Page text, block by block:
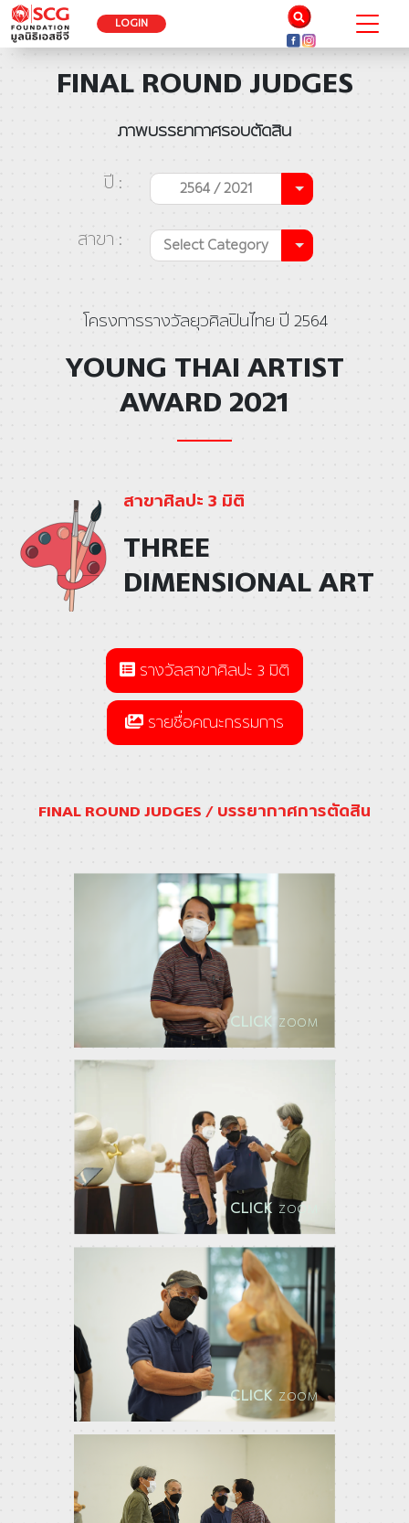
LOGIN
FINAL ROUND JUDGES
ภาพบรรยากาศรอบตัดสิน
ปี : 2564 / 2021
สาขา : Select Category
โครงการรางวัลยุวศิลปินไทย ปี 2564
YOUNG THAI ARTIST
AWARD 2021
สาขาศิลปะ 3 มิติ
THREE
DIMENSIONAL ART
รางวัลสาขาศิลปะ 3 มิติ
รายชื่อคณะกรรมการ
FINAL ROUND JUDGES / บรรยากาศการตัดสิน
CLICK ZOOM
CLICK ZOOM
CLICK ZOOM